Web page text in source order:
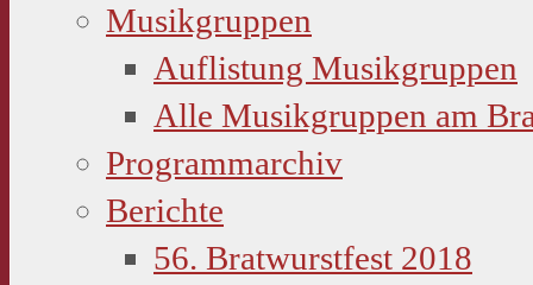
Musikgruppen
Auflistung Musikgruppen
Alle Musikgruppen am
Programmarchiv
Berichte
56. Bratwurstfest 2018